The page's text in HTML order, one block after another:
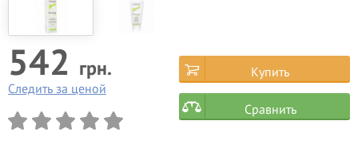
542 грн.
Следить за ценой
Купить
Сравнить